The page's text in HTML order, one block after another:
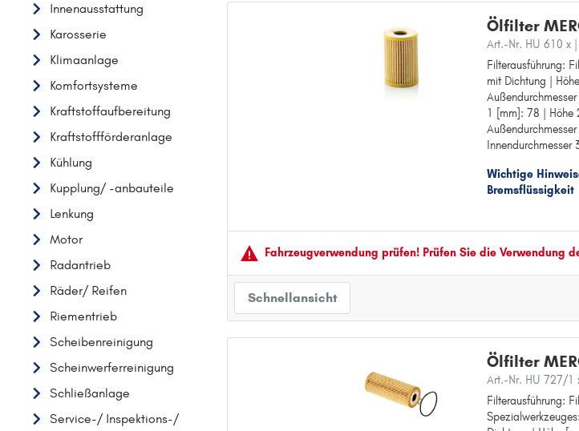
Innenausstattung
Karosserie
Klimaanlage
Komfortsysteme
Kraftstoffaufbereitung
Kraftstoffförderanlage
Kühlung
Kupplung/ -anbauteile
Lenkung
Motor
Radantrieb
Räder/ Reifen
Riementrieb
Scheibenreinigung
Scheinwerferreinigung
Schließanlage
Service-/ Inspektions-/
DACIA
DAIHATSU
F
FIAT
CITAN
CLC-KLASSE
CLK
Ölfilter
Art.-Nr. HU 610 x
Filterausführung:
mit Dichtung |
1 [mm]: 78 | Höhe
Innendurchmesser
Wichtige
Bremsflüssigkeit
Filterausführung:
Höhe [mm]: 78
Innendurchmesser
Innendurchmesser
Höhe 2 [mm]: 78
Innendurchmesser
Fahrzeugver­wendung prüfen! Prüfen Sie die Verwendung
Schnellansicht
Ölfilter
Art.-Nr. HU 727/1
Filterausführung:
Filterausführung:
Artikelnummer des